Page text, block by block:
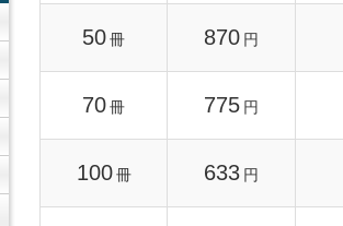
50冊 870 円
70冊 775 円
100 冊 633 円